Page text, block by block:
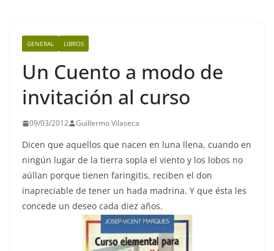
GENERAL LIBROS
Un Cuento a modo de
invitación al curso
09/03/2012 Guillermo Vilaseca
Dicen que aquellos que nacen en luna llena, cuando en
ningún lugar de la tierra sopla el viento y los lobos no
aúllan porque tienen faringitis, reciben el don
inapreciable de tener un hada madrina. Y que ésta les
concede un deseo cada diez años.